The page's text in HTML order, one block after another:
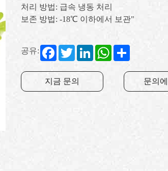
처리 방법: 급속 냉동 처리
보존 방법: -18℃ 이하에서 보관"
공유: FacebookTwitterLinkedInWhatsApp
지금 문의 문의